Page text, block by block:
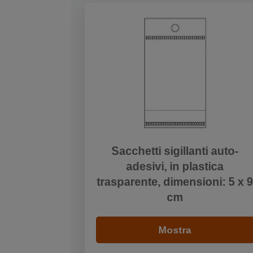
Sacchetti sigillanti auto-
adesivi, in plastica
trasparente, dimensioni: 5 x 9
cm
Mostra